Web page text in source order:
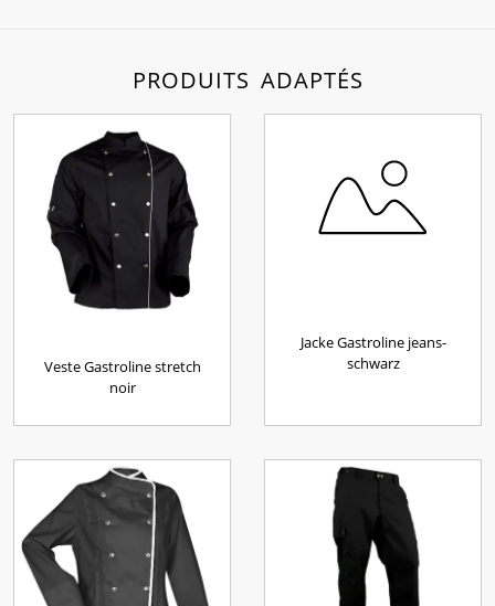
PRODUITS ADAPTÉS
Veste Gastroline stretch
noir
Jacke Gastroline jeans-
schwarz